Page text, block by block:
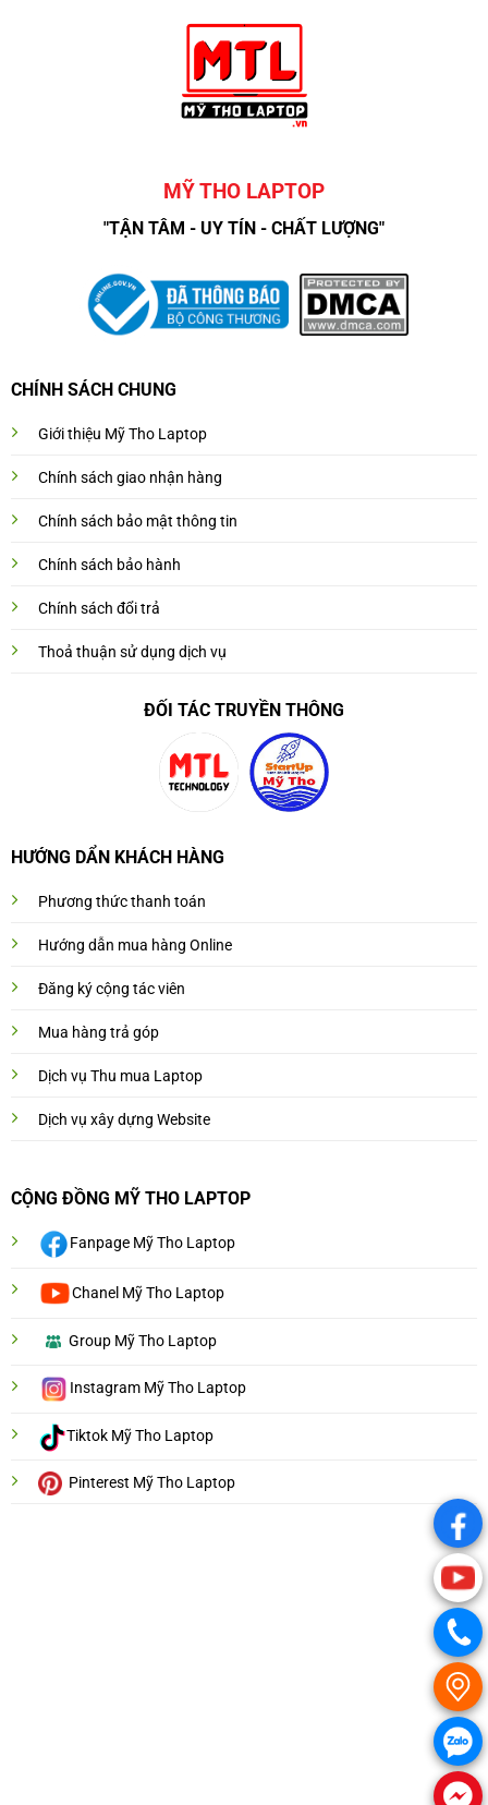
MỸ THO LAPTOP
"TẬN TÂM - UY TÍN - CHẤT LƯỢNG"
CHÍNH SÁCH CHUNG
Giới thiệu Mỹ Tho Laptop
Chính sách giao nhận hàng
Chính sách bảo mật thông tin
Chính sách bảo hành
Chính sách đổi trả
Thoả thuận sử dụng dịch vụ
ĐỐI TÁC TRUYỀN THÔNG
HƯỚNG DẨN KHÁCH HÀNG
Phương thức thanh toán
Hướng dẫn mua hàng Online
Đăng ký cộng tác viên
Mua hàng trả góp
Dịch vụ Thu mua Laptop
Dịch vụ xây dựng Website
CỘNG ĐỒNG MỸ THO LAPTOP
Fanpage Mỹ Tho Laptop
Chanel Mỹ Tho Laptop
Group Mỹ Tho Laptop
Instagram Mỹ Tho Laptop
Tiktok Mỹ Tho Laptop
Pinterest Mỹ Tho Laptop
.
.
.
.
.
.